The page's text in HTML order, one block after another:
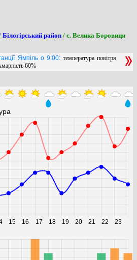
Білогірський район / с. Велика Боровиця
Ямпіль о 9:00:температура повітря
60%
15 16 17 18 19 20 21 22 23